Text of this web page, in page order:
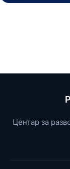
Центар за